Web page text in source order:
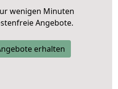
wenigen Minuten
Angebote.
erhalten